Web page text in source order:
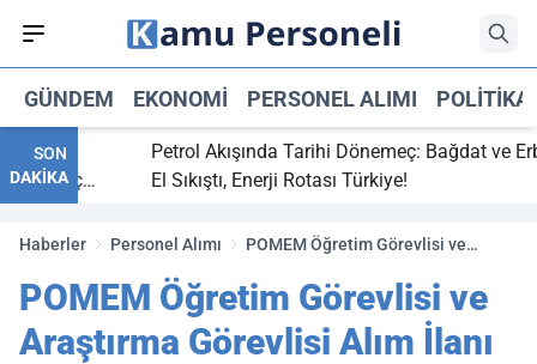
GÜNDEM EKONOMI PERSONEL ALIMI POLITIKA
SON
DAKİKA
maç
Petrol Akışında Tarihi Dönemeç: Bağdat ve Erbil
El Sıkıştı, Enerji Rotası Türkiye!
Haberler Personel Alımı
POMEM Öğretim Görevlisi ve
Yayımlandı
POMEM Öğretim Görevlisi ve
Araştırma Görevlisi Alım İlanı